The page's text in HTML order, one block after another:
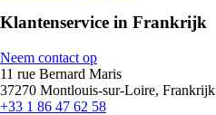
Klantenservice in Frankrijk
Neem contact op
11 rue Bernard Maris
37270 Montlouis-sur-Loire, Frankrijk
+33 1 86 47 62 58